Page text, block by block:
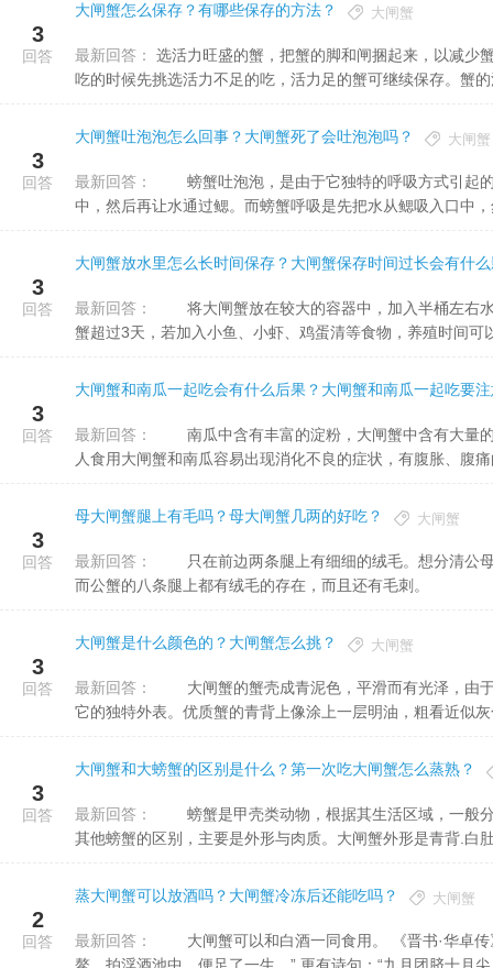
3
回答
大闸蟹怎么保存？有哪些保存的方法？ 大闸蟹
最新回答：
吃的时候先挑选活力不足的吃，活力足的蟹可继续保存。蟹
3
回答
大闸蟹吐泡泡怎么回事？大闸蟹死了会吐泡泡吗？ 大闸蟹
最新回答：
中，然后再让水通过鳃。而螃蟹呼吸是先把水从鳃吸入口中
3
回答
大闸蟹放水里怎么长时间保存？大闸蟹保存时间过长会有什
最新回答：
蟹超过3天，若加入小鱼、小虾、鸡蛋清等食物，养殖时间可
3
回答
大闸蟹和南瓜一起吃会有什么后果？大闸蟹和南瓜一起吃要
最新回答：
人食用大闸蟹和南瓜容易出现消化不良的症状，有腹胀、腹
3
回答
母大闸蟹腿上有毛吗？母大闸蟹几两的好吃？ 大闸蟹
最新回答：
而公蟹的八条腿上都有绒毛的存在，而且还有毛刺。
3
回答
大闸蟹是什么颜色的？大闸蟹怎么挑？ 大闸蟹
最新回答：
它的独特外表。优质蟹的青背上像涂上一层明油，粗看近似
3
回答
大闸蟹和大螃蟹的区别是什么？第一次吃大闸蟹怎么蒸熟？
最新回答：
其他螃蟹的区别，主要是外形与肉质。大闸蟹外形是青背.白
2
回答
蒸大闸蟹可以放酒吗？大闸蟹冷冻后还能吃吗？ 大闸蟹
最新回答：